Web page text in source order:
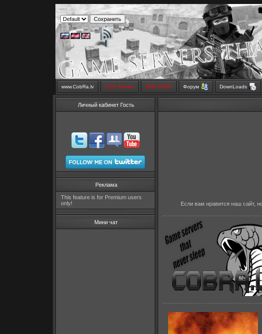
www.CobRa.lv LIVE Stream SMS SHOP Форум DownLoads
Личный кабинет Гость
Реклама
This feature is for Premium users
only!
Мини чат
Если вам нравится наш сайт,